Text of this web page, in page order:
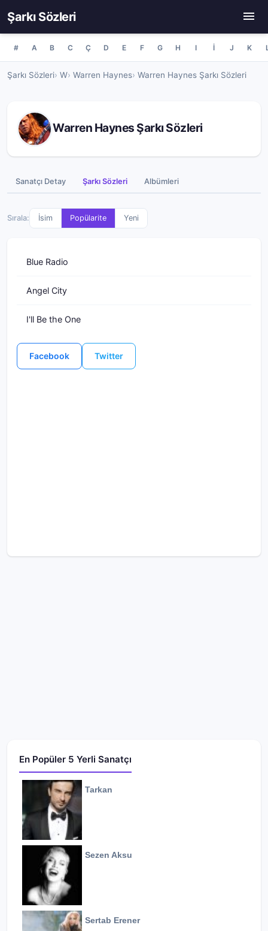
Şarkı Sözleri
# A B C Ç D E F G H I İ J K
Şarkı Sözleri W Warren Haynes Warren Haynes Şarkı Sözleri
Warren Haynes Şarkı Sözleri
Sanatçı Detay Şarkı Sözleri Albümleri
Sırala: İsim Popülarite Yeni
Blue Radio
Angel City
I'll Be the One
Facebook Twitter
En Popüler 5 Yerli Sanatçı
Tarkan
Sezen Aksu
Sertab Erener